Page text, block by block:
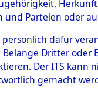
0017
und Parteien oder
persönlich dafür
Dritter
Der ITS
gemacht